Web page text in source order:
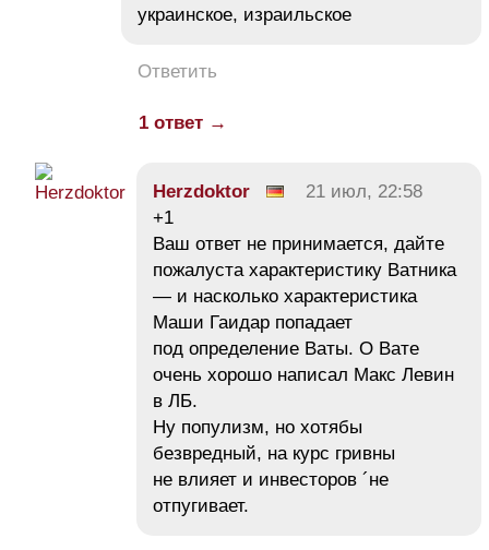
украинское, израильское
Ответить
1 ответ →
Herzdoktor
21 июл, 22:58
+1
Ваш ответ не принимается, дайте
пожалуста характеристику Ватника
— и насколько характеристика
Маши Гаидар попадает
под определение Ваты. О Вате
очень хорошо написал Макс Левин
в ЛБ.
Ну популизм, но хотябы
безвредный, на курс гривны
не влияет и инвесторов ´не
отпугивает.